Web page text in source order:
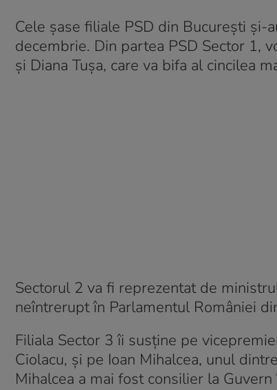
Cele şase filiale PSD din Bucureşti
decembrie. Din partea PSD Sector 1,
şi Diana Tuşa, care va bifa al cincilea
Sectorul 2 va fi reprezentat de
neîntrerupt în Parlamentul României
Filiala Sector 3 îi susţine pe
Ciolacu, şi pe Ioan Mihalcea, unul
Mihalcea a mai fost consilier la